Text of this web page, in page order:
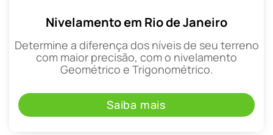
Nivelamento em Rio de Janeiro
Determine a diferença dos níveis de seu terreno
com maior precisão, com o nivelamento
Geométrico e Trigonométrico.
Saiba mais